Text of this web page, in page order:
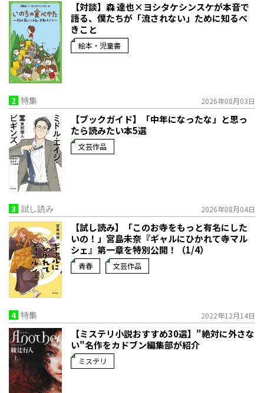
【対談】森 達也×ヨシタケシンスケが本音で
語る、僕たちが「流されない」ために知るべ
きこと
絵本・児童書
2 特集 2026年08月03日
【ブックガイド】「中年になったな」と思っ
たら読みたい本5選
文芸作品
3 試し読み 2026年08月04日
【試し読み】「このお寺をもっと有名にした
いの！」宮島未奈『ギャルにひかれて寺マル
シェ』第一章を特別公開！（1/4）
青春 文芸作品
4 特集 2022年12月14日
【ミステリ小説おすすめ30選】"絶対に外さな
い"名作をカドブン編集部が紹介
ミステリ